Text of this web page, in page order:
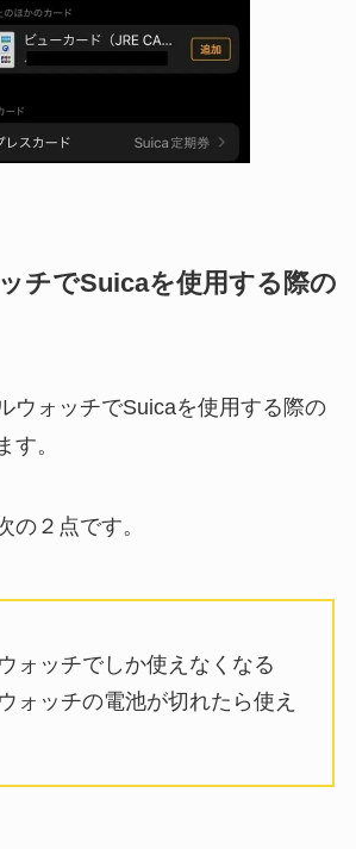
チでSuicaを使用する際の
ウォッチでSuicaを使用する際の
す。
の２点です。
ォッチでしか使えなくなる
ォッチの電池が切れたら使え